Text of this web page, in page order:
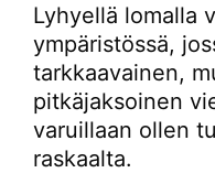
Lyhyellä lomalla
ympäristössä,
tarkkaavainen,
pitkäjaksoinen
varuillaan ollen
raskaalta.